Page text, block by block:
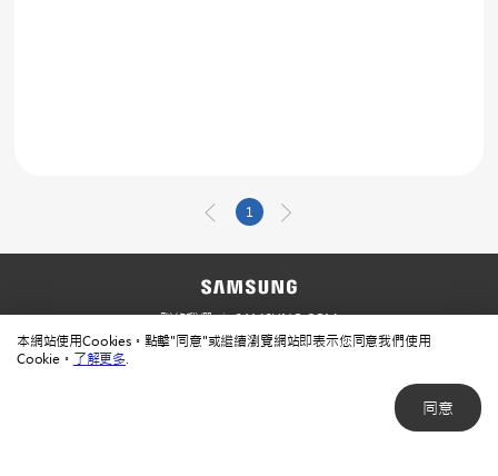
本網站使用Cookies。點擊"同意"或繼續瀏覽網站即表示您同意我們使用
Cookie。 了解更多
同意
1
聯絡我們
SAMSUNG.COM
使用規範
隱私規範